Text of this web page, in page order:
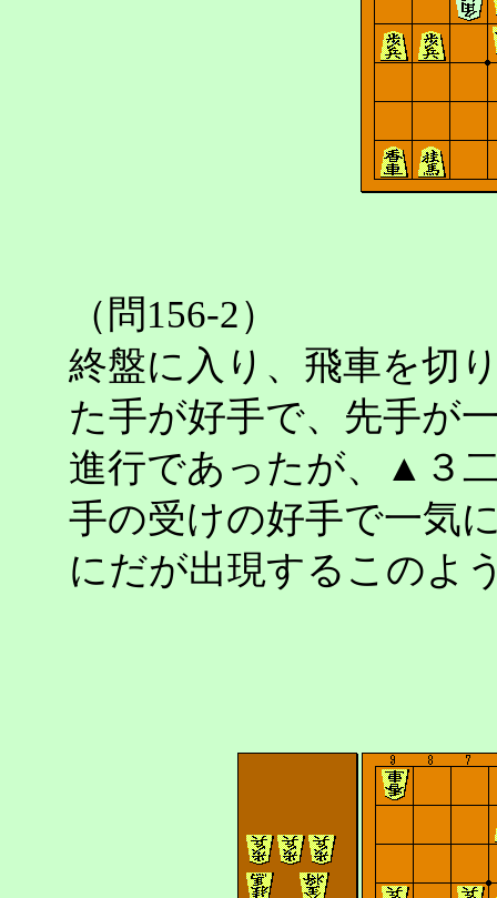
（問156-2）
終盤に入り、飛車を切
た手が好手で、先手が
進行であったが、▲３
手の受けの好手で一気
にだが出現するこのよ